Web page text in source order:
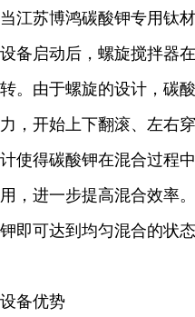
当江苏博鸿碳酸钾专用钛
设备启动后，螺旋搅拌器
转。由于螺旋的设计，碳
力，开始上下翻滚、左右
计使得碳酸钾在混合过程
用，进一步提高混合效率
钾即可达到均匀混合的状态
设备优势